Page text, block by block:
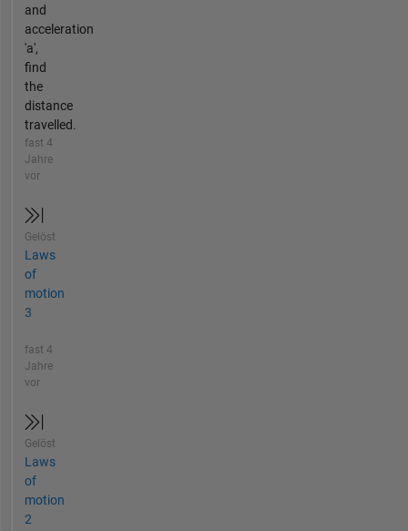
and
acceleration
'a',
find
the
distance
travelled.
fast 4
Jahre
vor
Gelöst
Laws
of
motion
3
fast 4
Jahre
vor
Gelöst
Laws
of
motion
2